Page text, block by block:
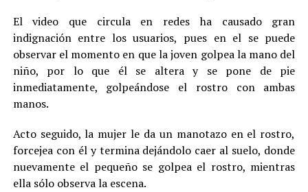
El video que circula en redes ha causado gran
indignación entre los usuarios, pues en el se puede
observar el momento en que la joven golpea la mano del
niño, por lo que él se altera y se pone de pie
inmediatamente, golpeándose el rostro con ambas
manos.
Acto seguido, la mujer le da un manotazo en el rostro,
forcejea con él y termina dejándolo caer al suelo, donde
nuevamente el pequeño se golpea el rostro, mientras
ella sólo observa la escena.